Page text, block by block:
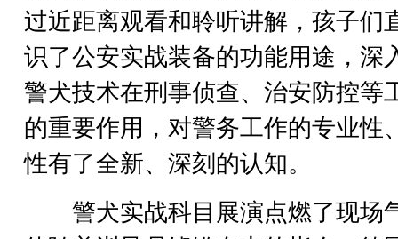
过近距离观看和聆听讲解，孩子们
识了公安实战装备的功能用途，深
警犬技术在刑事侦查、治安防控等
的重要作用，对警务工作的专业性
性有了全新、深刻的认知。
警犬实战科目展演点燃了现场